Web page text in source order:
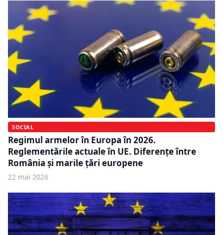
SOCIAL
Regimul armelor în Europa în 2026.
Reglementările actuale în UE. Diferențe între
România și marile țări europene
22 mai 2026